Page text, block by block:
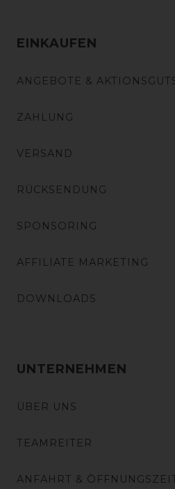
EINKAUFEN
ANGEBOTE &
ZAHLUNG
VERSAND
RÜCKSENDUNG
SPONSORING
AFFILIATE MARKETING
DOWNLOADS
UNTERNEHMEN
ÜBER UNS
TEAMREITER
ANFAHRT &